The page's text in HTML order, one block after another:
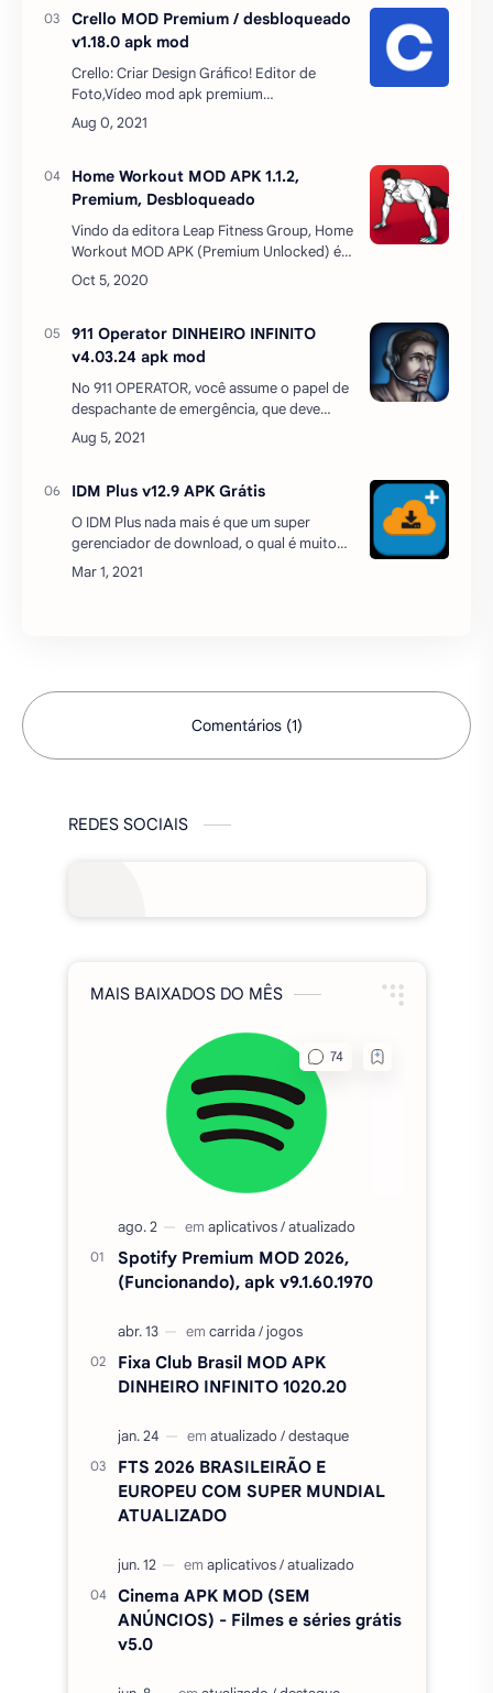
Crello MOD Premium / desbloqueado
v1.18.0 apk mod
Crello: Criar Design Gráfico! Editor de
Foto,Vídeo mod apk premium
desbloqueado 💛CONHEÇA O MELHOR
APP DE EDIÇÃO - CRELLO mod apk
ferramenta pa…
Home Workout MOD APK 1.1.2,
Premium, Desbloqueado
Vindo da editora Leap Fitness Group, Home
Workout MOD APK (Premium Unlocked) é
um aplicativo de fitness para todos. Este
aplicativo está sendo lançado atualmente
911 Operator DINHEIRO INFINITO
v4.03.24 apk mod
No 911 OPERATOR, você assume o papel de
despachante de emergência, que deve
processar rapidamente as chamadas
recebidas.Sua tarefa não é apenas atender
IDM Plus v12.9 APK Grátis
O IDM Plus nada mais é que um super
gerenciador de download, o qual é muito
usado por vários usuários que desejam ter
uma velocidade a mais na hora de baixar
Comentários (1)
REDES SOCIAIS
MAIS BAIXADOS DO MÊS
Spotify Premium MOD 2026,
(Funcionando), apk v9.1.60.1970
Fixa Club Brasil MOD APK
DINHEIRO INFINITO 1020.20
FTS 2026 BRASILEIRÃO E
EUROPEU COM SUPER MUNDIAL
ATUALIZADO
Cinema APK MOD (SEM
ANÚNCIOS) - Filmes e séries grátis
v5.0